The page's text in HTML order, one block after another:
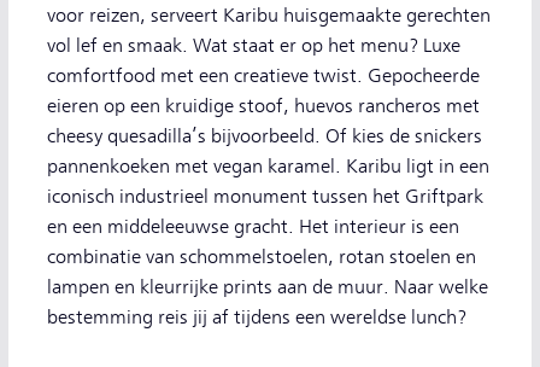
voor reizen, serveert Karibu huisgemaakte gerechten
vol lef en smaak. Wat staat er op het menu? Luxe
comfortfood met een creatieve twist. Gepocheerde
eieren op een kruidige stoof, huevos rancheros met
cheesy quesadilla’s bijvoorbeeld. Of kies de snickers
pannenkoeken met vegan karamel. Karibu ligt in een
iconisch industrieel monument tussen het Griftpark
en een middeleeuwse gracht. Het interieur is een
combinatie van schommelstoelen, rotan stoelen en
lampen en kleurrijke prints aan de muur. Naar welke
bestemming reis jij af tijdens een wereldse lunch?